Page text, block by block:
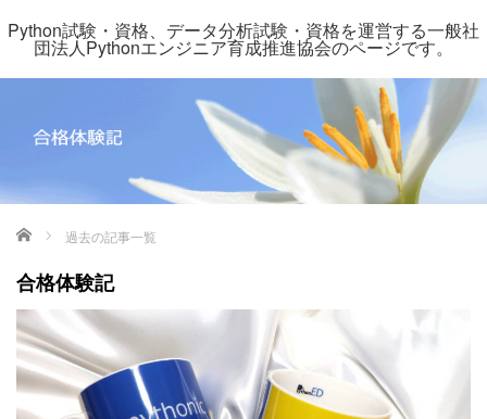
Python試験・資格、データ分析試験・資格を運営する一般社
団法人Pythonエンジニア育成推進協会のページです。
ホーム 過去の記事一覧
合格体験記